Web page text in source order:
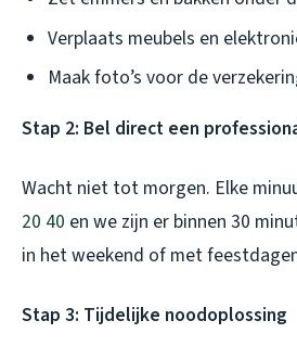
Verplaats meubels en
Maak foto’s voor de
Stap 2: Bel direct een
Wacht niet tot morgen. Elke
20 40 en we zijn er binnen 30
in het weekend of met
Stap 3: Tijdelijke noodoplossing